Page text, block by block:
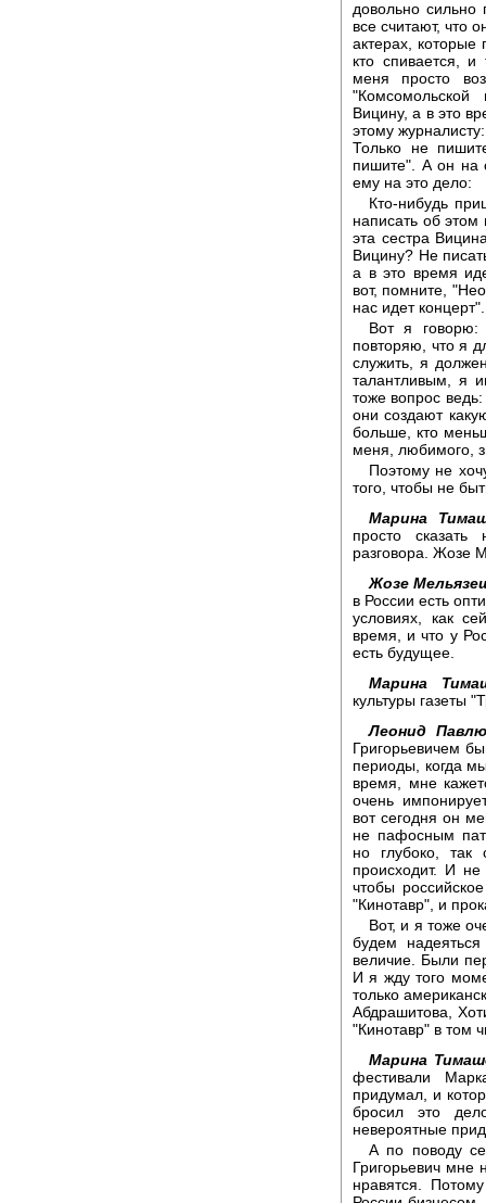
довольно сильно
все считают, что
актерах, которые
кто спивается,
меня просто
Вицину, а в это
этому
Только не
пишите". А он на
ему на это дело:
Кто-нибудь
написать об
эта сестра
Вицину? Не
а в это время
вот, помните,
нас идет концерт".
Вот я говорю:
повторяю, что я
служить, я
талантливым, я
тоже вопрос
они создают
больше, кто
меня, любимого,
Поэтому не
того, чтобы не
Марина
просто сказать
разговора. Жозе
Жозе
в России есть
условиях, как
время, и что у
есть будущее.
Марина
культуры газеты
Леонид
Григорьевичем
периоды, когда
время, мне
очень
вот сегодня он
не пафосным
но глубоко,
происходит. И
чтобы
"Кинотавр", и
Вот, и я тоже
будем
величие. Были
И я жду того
только
Абдрашитова,
"Кинотавр" в том
Марина
фестивали
придумал, и
бросил это
невероятные
А по поводу
Григорьевич мне
нравятся.